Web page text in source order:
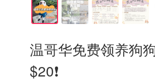
温哥华免费领养狗
$20❗️